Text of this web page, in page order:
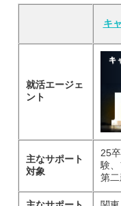
キ
就活エージェ
ント
主なサポート
対象
25
験、
第